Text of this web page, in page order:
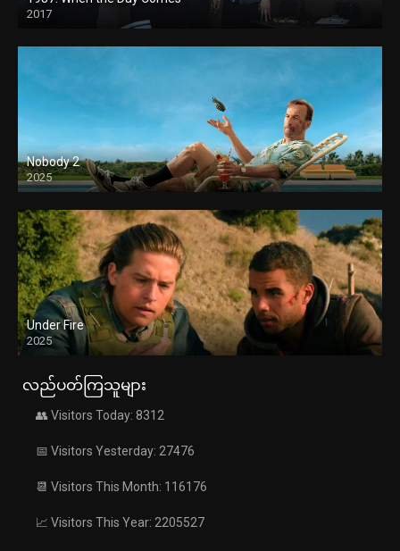
2017
Nobody 2
2025
Under Fire
2025
လည်ပတ်ကြသူများ
👥 Visitors Today: 8312
📅 Visitors Yesterday: 27476
📆 Visitors This Month: 116176
📈 Visitors This Year: 2205527